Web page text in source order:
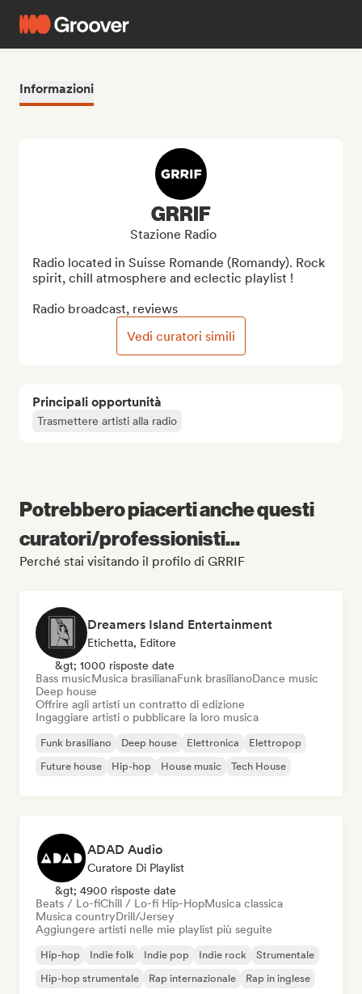
Informazioni
Principali opportunità
Trasmettere artisti alla radio
GRRIF
Stazione Radio
Radio located in Suisse Romande (Romandy). Rock
spirit, chill atmosphere and eclectic playlist !
Radio broadcast, reviews
Vedi curatori simili
Potrebbero piacerti anche questi
curatori/professionisti...
Perché stai visitando il profilo di GRRIF
Dreamers Island Entertainment
Etichetta, Editore
&gt; 1000 risposte date
Bass musicMusica brasilianaFunk brasilianoDance music
Deep house
Offrire agli artisti un contratto di edizione
Ingaggiare artisti o pubblicare la loro musica
Funk brasiliano Deep house Elettronica
Elettropop
Future house
Hip-hop House music Tech House
ADAD Audio
Curatore Di Playlist
&gt; 4900 risposte date
Beats / Lo-fiChill / Lo-fi Hip-HopMusica classica
Musica countryDrill/Jersey
Aggiungere artisti nelle mie playlist più seguite
Hip-hop Indie folk Indie pop Indie rock
Strumentale
Hip-hop strumentale
Rap internazionale Rap in inglese